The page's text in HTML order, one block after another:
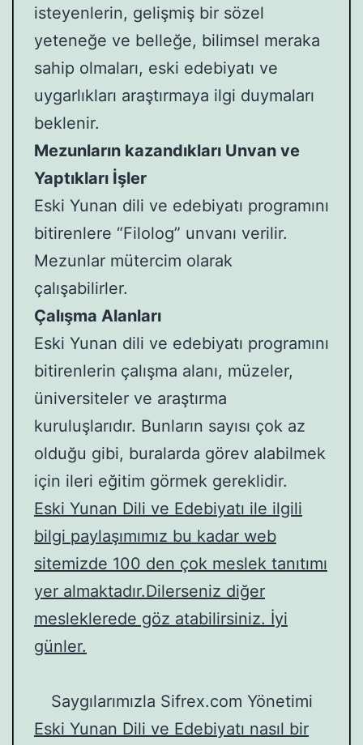
isteyenlerin, gelişmiş bir sözel
yeteneğe ve belleğe, bilimsel meraka
sahip olmaları, eski edebiyatı ve
uygarlıkları araştırmaya ilgi duymaları
beklenir.
Mezunların kazandıkları Unvan ve
Yaptıkları İşler
Eski Yunan dili ve edebiyatı programını
bitirenlere “Filolog” unvanı verilir.
Mezunlar mütercim olarak
çalışabilirler.
Çalışma Alanları
Eski Yunan dili ve edebiyatı programını
bitirenlerin çalışma alanı, müzeler,
üniversiteler ve araştırma
kuruluşlarıdır. Bunların sayısı çok az
olduğu gibi, buralarda görev alabilmek
için ileri eğitim görmek gereklidir.
Eski Yunan Dili ve Edebiyatı ile ilgili
bilgi paylaşımımız bu kadar web
sitemizde 100 den çok meslek tanıtımı
yer almaktadır.Dilerseniz diğer
mesleklerede göz atabilirsiniz. İyi
günler.
Saygılarımızla Sifrex.com Yönetimi
Eski Yunan Dili ve Edebiyatı nasıl bir